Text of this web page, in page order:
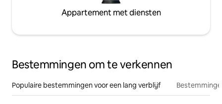
Appartement met diensten
Bestemmingen om te verkennen
Populaire bestemmingen voor een lang verblijf